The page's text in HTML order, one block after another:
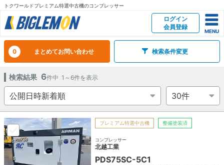
トクワールドプレミアム特選中古機のコンプレッサー
ログイン
会員登録
0 まとめてお問い合わせ 検索条件変更
検索結果 6件中 1～6件を表示
プレミアム特選中古機 整備塗装済
コンプレッサー
北越工業
PDS75SC-5C1